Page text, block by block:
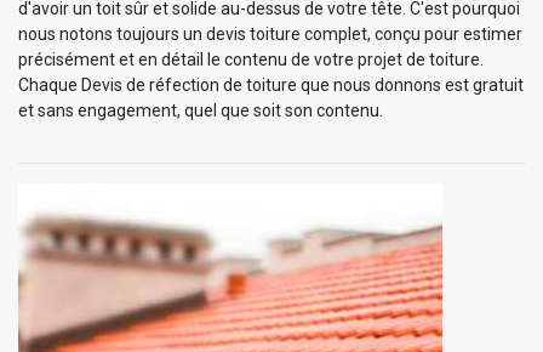
d'avoir un toit sûr et solide au-dessus de votre tête. C'est pourquoi
nous notons toujours un devis toiture complet, conçu pour estimer
précisément et en détail le contenu de votre projet de toiture.
Chaque Devis de réfection de toiture que nous donnons est gratuit
et sans engagement, quel que soit son contenu.